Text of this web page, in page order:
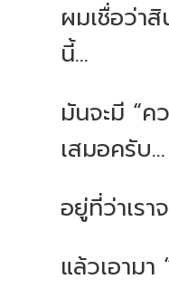
ผมเชื่อว่า
นี้...
มันจะมี “ค
เสมอครับ...
อยู่ที่ว่าเรา
แล้วเอามา